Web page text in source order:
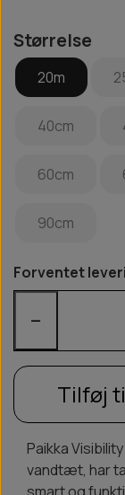
Størrelse
20m
40cm
60cm
90cm
Forventet
−
Tilføj
Paikka
vandtæt, har